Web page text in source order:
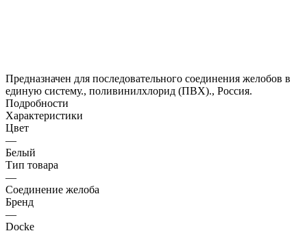
Предназначен для последовательного соединения желобов в
единую систему., поливинилхлорид (ПВХ)., Россия.
Подробности
Характеристики
Цвет
—
Белый
Тип товара
—
Соединение желоба
Бренд
—
Docke